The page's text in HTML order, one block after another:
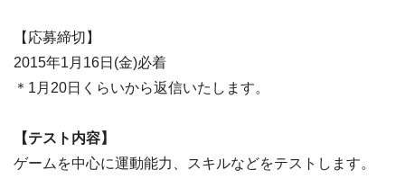
【応募締切】
2015年1月16日(金)必着
＊1月20日くらいから返信いたします。
【テスト内容】
ゲームを中心に運動能力、スキルなどをテストします。